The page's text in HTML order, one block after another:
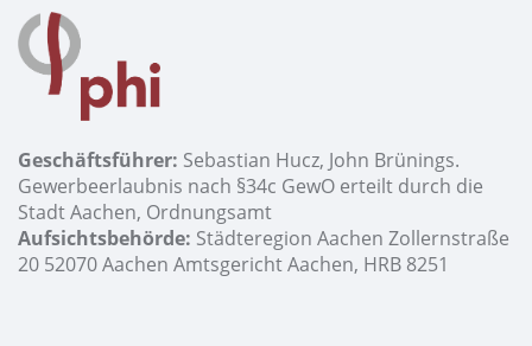
Geschäftsführer: Sebastian Hucz, John Brünings.
Gewerbeerlaubnis nach §34c GewO erteilt durch die
Stadt Aachen, Ordnungsamt
Aufsichtsbehörde: Städteregion Aachen Zollernstraße
20 52070 Aachen Amtsgericht Aachen, HRB 8251